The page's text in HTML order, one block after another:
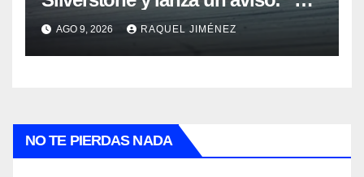
estamos tan lejos del top 3 del
campeonato”
AGO 9, 2026 RAQUEL JIMÉNEZ
NO TE PIERDAS NADA